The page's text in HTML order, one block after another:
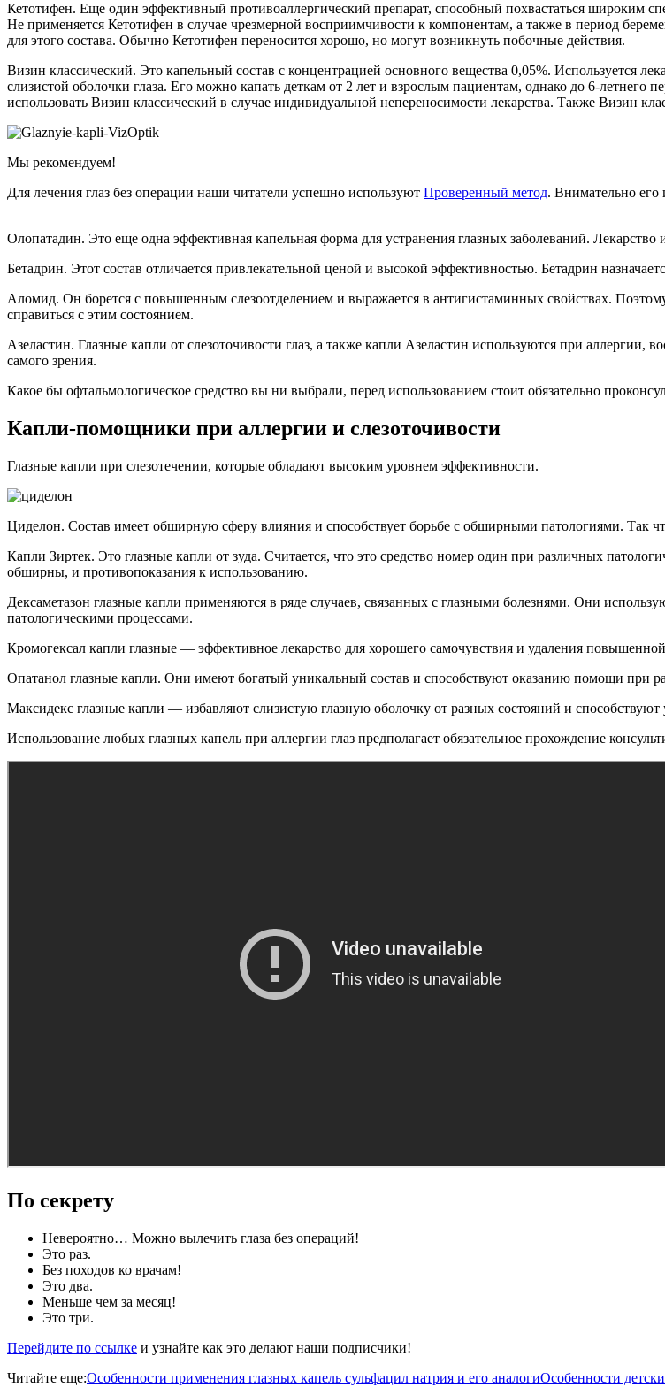
Кетотифен. Еще один эффективный противоаллергический препарат, способный похвастаться широким
Не применяется Кетотифен в случае чрезмерной восприимчивости к компонентам, а также в период
для этого состава. Обычно Кетотифен переносится хорошо, но могут возникнуть побочные действия.
Визин классический. Это капельный состав с концентрацией основного вещества 0,05%. Используется
слизистой оболочки глаза. Его можно капать деткам от 2 лет и взрослым пациентам, однако до 6-летнего
использовать Визин классический в случае индивидуальной непереносимости лекарства. Также Визин
Мы рекомендуем!
Для лечения глаз без операции наши читатели успешно используют Проверенный метод. Внимательно
Олопатадин. Это еще одна эффективная капельная форма для устранения глазных заболеваний.
Бетадрин. Этот состав отличается привлекательной ценой и высокой эффективностью. Бетадрин
Аломид. Он борется с повышенным слезоотделением и выражается в антигистаминных свойствах.
справиться с этим состоянием.
Азеластин. Глазные капли от слезоточивости глаз, а также капли Азеластин используются при
самого зрения.
Какое бы офтальмологическое средство вы ни выбрали, перед использованием стоит обязательно
Капли-помощники при аллергии и слезоточивости
Глазные капли при слезотечении, которые обладают высоким уровнем эффективности.
Циделон. Состав имеет обширную сферу влияния и способствует борьбе с обширными патологиями. Так
Капли Зиртек. Это глазные капли от зуда. Считается, что это средство номер один при различных
обширны, и противопоказания к использованию.
Дексаметазон глазные капли применяются в ряде случаев, связанных с глазными болезнями. Они
патологическими процессами.
Кромогексал капли глазные — эффективное лекарство для хорошего самочувствия и удаления
Опатанол глазные капли. Они имеют богатый уникальный состав и способствуют оказанию помощи при
Максидекс глазные капли — избавляют слизистую глазную оболочку от разных состояний и способствуют
Использование любых глазных капель при аллергии глаз предполагает обязательное прохождение
По секрету
Невероятно… Можно вылечить глаза без операций!
Это раз.
Без походов ко врачам!
Это два.
Меньше чем за месяц!
Это три.
Перейдите по ссылке и узнайте как это делают наши подписчики!
Читайте еще:Особенности применения глазных капель сульфацил натрия и его аналогиОсобенности